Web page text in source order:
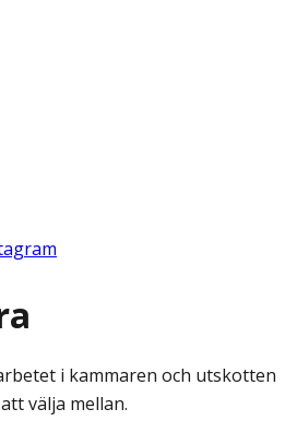
i kammaren och utskotten
välja mellan.